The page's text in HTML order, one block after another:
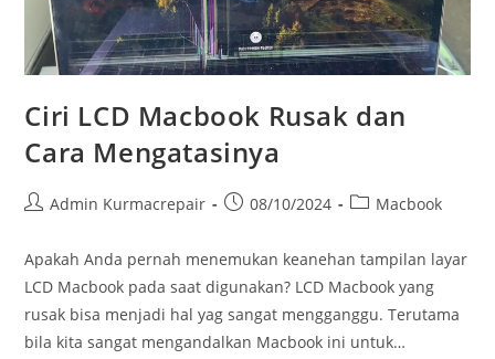
Ciri LCD Macbook Rusak dan
Cara Mengatasinya
Admin Kurmacrepair 08/10/2024 Macbook
Apakah Anda pernah menemukan keanehan tampilan layar
LCD Macbook pada saat digunakan? LCD Macbook yang
rusak bisa menjadi hal yag sangat mengganggu. Terutama
bila kita sangat mengandalkan Macbook ini untuk…